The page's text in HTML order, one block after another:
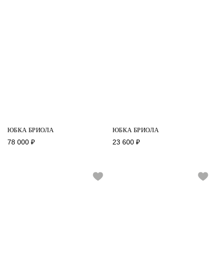
ЮБКА БРИОЛА
78 000 ₽
ЮБКА БРИОЛА
23 600 ₽